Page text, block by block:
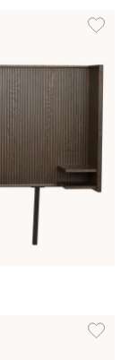
Lägg
Lägg